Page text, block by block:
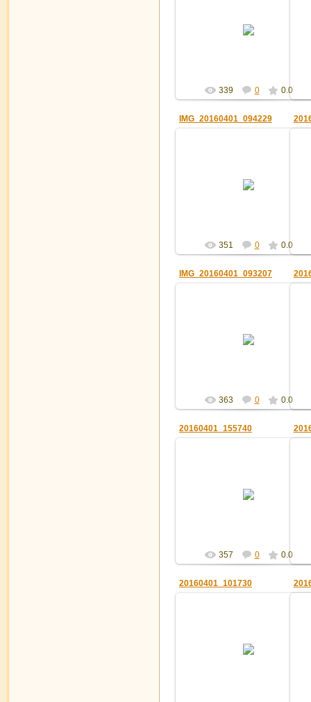
339 0 0.0
IMG_20160401_094229
351 0 0.0
IMG_20160401_093207
363 0 0.0
20160401_155740
357 0 0.0
20160401_101730